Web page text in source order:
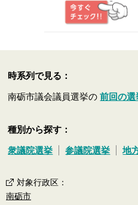
時系列で見る：
南砺市議会議員選挙の前回の選
種別から探す：
衆議院選挙 参議院選挙 地
対象行政区 ：
南砺市